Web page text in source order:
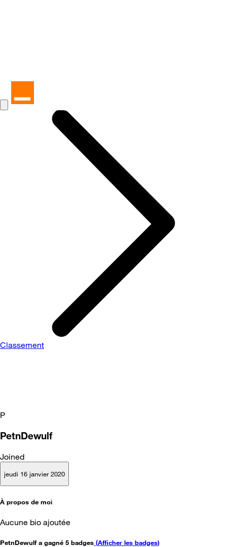
Classement
P
PetnDewulf
Joined
jeudi 16 janvier 2020
À propos de moi
Aucune bio ajoutée
PetnDewulf a gagné 5 badges (Afficher les badges)